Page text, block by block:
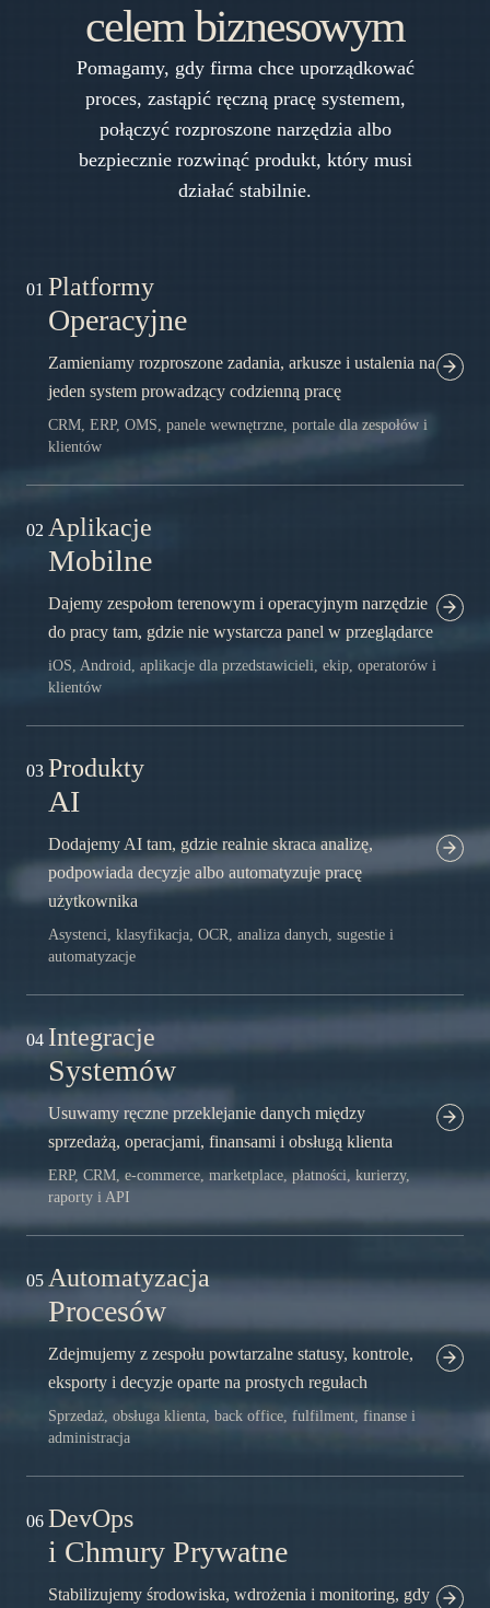
celem biznesowym
Pomagamy, gdy firma chce uporządkować
proces, zastąpić ręczną pracę systemem,
połączyć rozproszone narzędzia albo
bezpiecznie rozwinąć produkt, który musi
działać stabilnie.
01 Platformy
Operacyjne
Zamieniamy rozproszone zadania, arkusze i ustalenia na
jeden system prowadzący codzienną pracę
CRM, ERP, OMS, panele wewnętrzne, portale dla zespołów i
klientów
02 Aplikacje
Mobilne
Dajemy zespołom terenowym i operacyjnym narzędzie
do pracy tam, gdzie nie wystarcza panel w przeglądarce
iOS, Android, aplikacje dla przedstawicieli, ekip, operatorów i
klientów
03 Produkty
AI
Dodajemy AI tam, gdzie realnie skraca analizę,
podpowiada decyzje albo automatyzuje pracę
użytkownika
Asystenci, klasyfikacja, OCR, analiza danych, sugestie i
automatyzacje
04 Integracje
Systemów
Usuwamy ręczne przeklejanie danych między
sprzedażą, operacjami, finansami i obsługą klienta
ERP, CRM, e-commerce, marketplace, płatności, kurierzy,
raporty i API
05 Automatyzacja
Procesów
Zdejmujemy z zespołu powtarzalne statusy, kontrole,
eksporty i decyzje oparte na prostych regułach
Sprzedaż, obsługa klienta, back office, fulfilment, finanse i
administracja
06 DevOps
i Chmury Prywatne
Stabilizujemy środowiska, wdrożenia i monitoring, gdy